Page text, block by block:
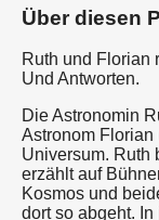
Über diesen
Ruth und Florian
Und Antworten.
Die Astronomin
Astronom Florian
Universum. Ruth
erzählt auf
Kosmos und
dort so abgeht.